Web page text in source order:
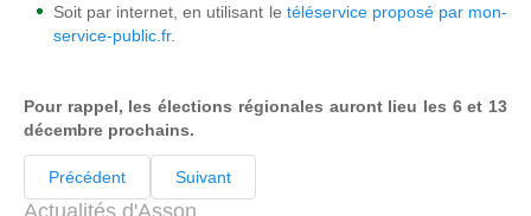
Soit par internet, en utilisant le téléservice proposé par mon-
service-public.fr.
Pour rappel, les élections régionales auront lieu les 6 et 13
décembre prochains.
Précédent Suivant
Actualités d'Asson